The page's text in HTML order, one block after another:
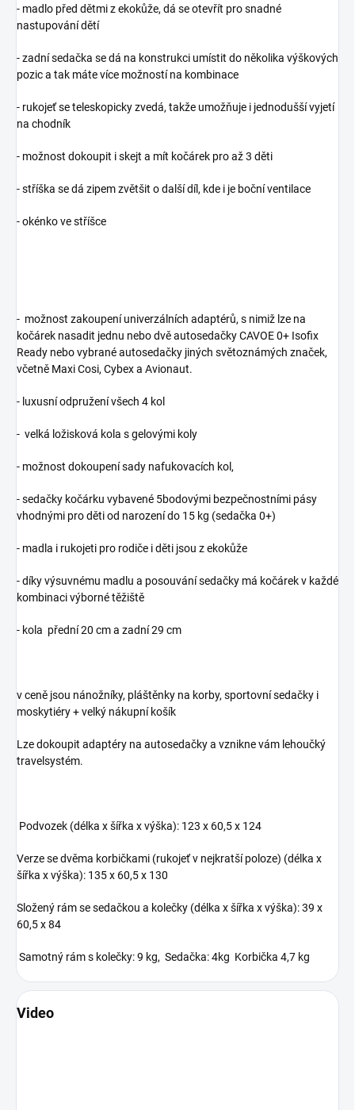
- madlo před dětmi z ekokůže, dá se otevřít pro snadné
nastupování dětí
- zadní sedačka se dá na konstrukci umístit do několika výškových
pozic a tak máte více možností na kombinace
- rukojeť se teleskopicky zvedá, takže umožňuje i jednodušší vyjetí
na chodník
- možnost dokoupit i skejt a mít kočárek pro až 3 děti
- stříška se dá zipem zvětšit o další díl, kde i je boční ventilace
- okénko ve stříšce
- možnost zakoupení univerzálních adaptérů, s nimiž lze na
kočárek nasadit jednu nebo dvě autosedačky CAVOE 0+ Isofix
Ready nebo vybrané autosedačky jiných světoznámých značek,
včetně Maxi Cosi, Cybex a Avionaut.
- luxusní odpružení všech 4 kol
- velká ložisková kola s gelovými koly
- možnost dokoupení sady nafukovacích kol,
- sedačky kočárku vybavené 5bodovými bezpečnostními pásy
vhodnými pro děti od narození do 15 kg (sedačka 0+)
- madla i rukojeti pro rodiče i děti jsou z ekokůže
- díky výsuvnému madlu a posouvání sedačky má kočárek v každé
kombinaci výborné těžiště
- kola přední 20 cm a zadní 29 cm
v ceně jsou nánožníky, pláštěnky na korby, sportovní sedačky i
moskytiéry + velký nákupní košík
Lze dokoupit adaptéry na autosedačky a vznikne vám lehoučký
travelsystém.
Podvozek (délka x šířka x výška): 123 x 60,5 x 124
Verze se dvěma korbičkami (rukojeť v nejkratší poloze) (délka x
šířka x výška): 135 x 60,5 x 130
Složený rám se sedačkou a kolečky (délka x šířka x výška): 39 x
60,5 x 84
Samotný rám s kolečky: 9 kg, Sedačka: 4kg Korbička 4,7 kg
Video